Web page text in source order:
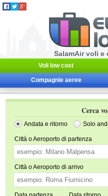
SalamAir voli
Voli low cost
Compagnie aeree
Cerca
Andata e ritorno Solo
Città o Aeroporto di partenza
Città o Aeroporto di arrivo